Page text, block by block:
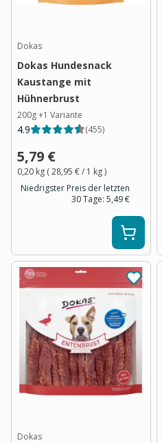
Dokas
Dokas Hundesnack
Kaustange mit
Hühnerbrust
200g+1 Variante
4.9 (455)
5,79 €
0,20 kg (28,95 €/ 1 kg)
Niedrigster Preis der letzten
30 Tage: 5,49 €
Dokas